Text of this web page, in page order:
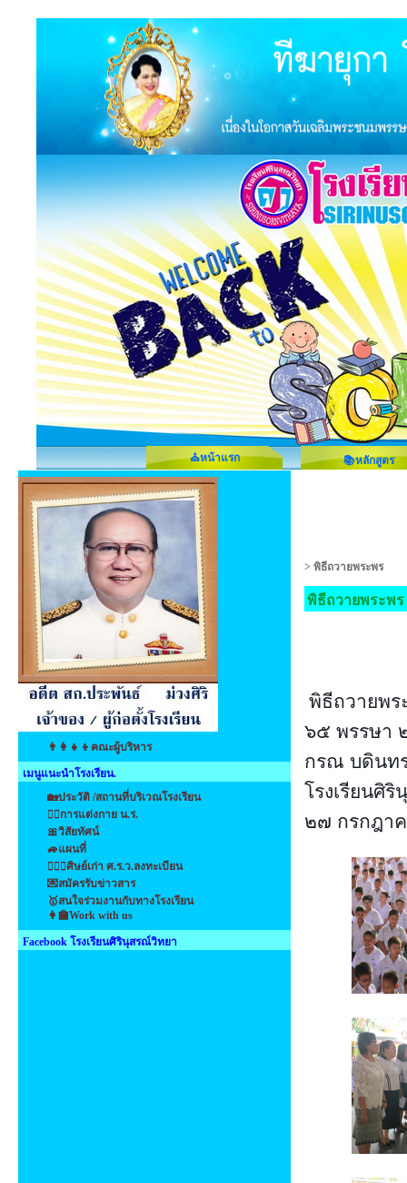
⛪หน้าแรก 📚หลักสูตร
👨‍👩‍👧‍👦คณะผู้บริหาร
เมนูแนะนำโรงเรียน.
🏡ประวัติ /สถานที่บริเวณโรงเรียน
👩‍⚕️การแต่งกาย น.ร.
🎀วิสัยทัศน์
🚙แผนที่
👩‍❤️‍👩ศิษย์เก่า ศ.ร.ว.ลงทะเบียน
💌สมัครรับข่าวสาร
🥇สนใจร่วมงานกับทางโรงเรียน
👩‍🏫Work with us
Facebook โรงเรียนศิรินุสรณ์วิทยา
> พิธีถวายพระพร
พิธีถวายพระพร
พิธีถวายพร
๖๕ พรรษา
กรณ บดินท
โรงเรียนศิ
๒๗ กรกฎา